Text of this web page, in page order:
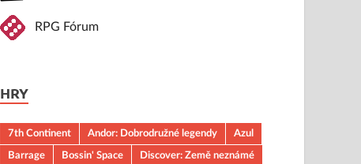
RPG Fórum
HRY
7th Continent Andor: Dobrodružné legendy
Azul
Barrage
Bossin' Space
Discover: Země neznámé